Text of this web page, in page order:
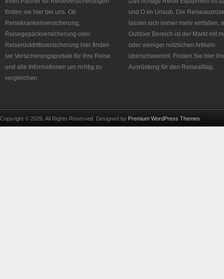
finden sie hier bei uns. Ob
Reisekrankenversicherung,
Reisegepäckversicherung oder
Reiserücktrittsversicherung hier finden
sie Versicherungsportale für ihre Reise
und alle Informationen um richtig zu
vergleichen.
und O im Urlaub. Die
lassen sich immer mehr einfallen,
Outdoor Bereich ist der Markt mit
oder weniger nützlichen Artikeln
überschwemmt. Finden Sie hier
Ausrüstung für den Reisealltag.
Copyright © 2026. All Rights Reserved. Designed by Premium WordPress Themes